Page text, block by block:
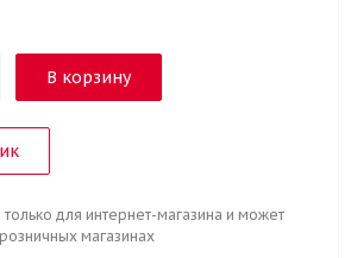
В корзину
только для интернет-магазина и может
магазинах